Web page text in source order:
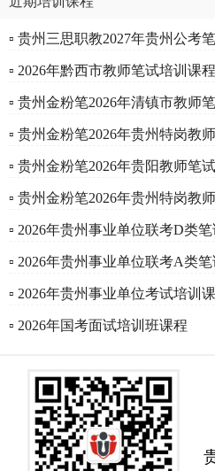
▫ 贵州三思职教2027年贵州公考
▫ 2026年黔西市教师笔试培训课程
▫ 贵州金粉笔2026年清镇市教师
▫ 贵州金粉笔2026年贵州特岗教
▫ 贵州金粉笔2026年贵阳教师笔
▫ 贵州金粉笔2026年贵州特岗教
▫ 2026年贵州事业单位联考D类
▫ 2026年贵州事业单位联考A类
▫ 2026年贵州事业单位考试培训
▫ 2026年国考面试培训班课程